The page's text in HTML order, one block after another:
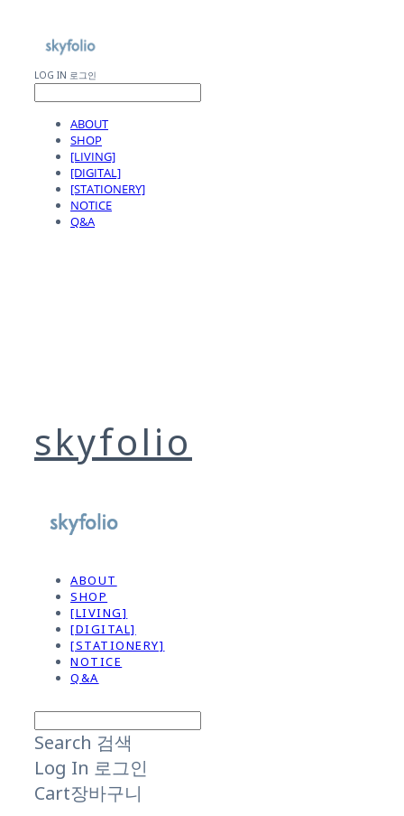
LOG IN 로그인
ABOUT
SHOP
[LIVING]
[DIGITAL]
[STATIONERY]
NOTICE
Q&A
skyfolio
ABOUT
SHOP
[LIVING]
[DIGITAL]
[STATIONERY]
NOTICE
Q&A
Search 검색
Log In 로그인
Cart장바구니